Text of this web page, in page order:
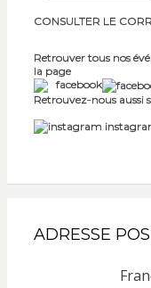
CONSULTER LE
Retrouver tous nos
la page
facebook
Retrouvez-nous aussi
ADRESSE